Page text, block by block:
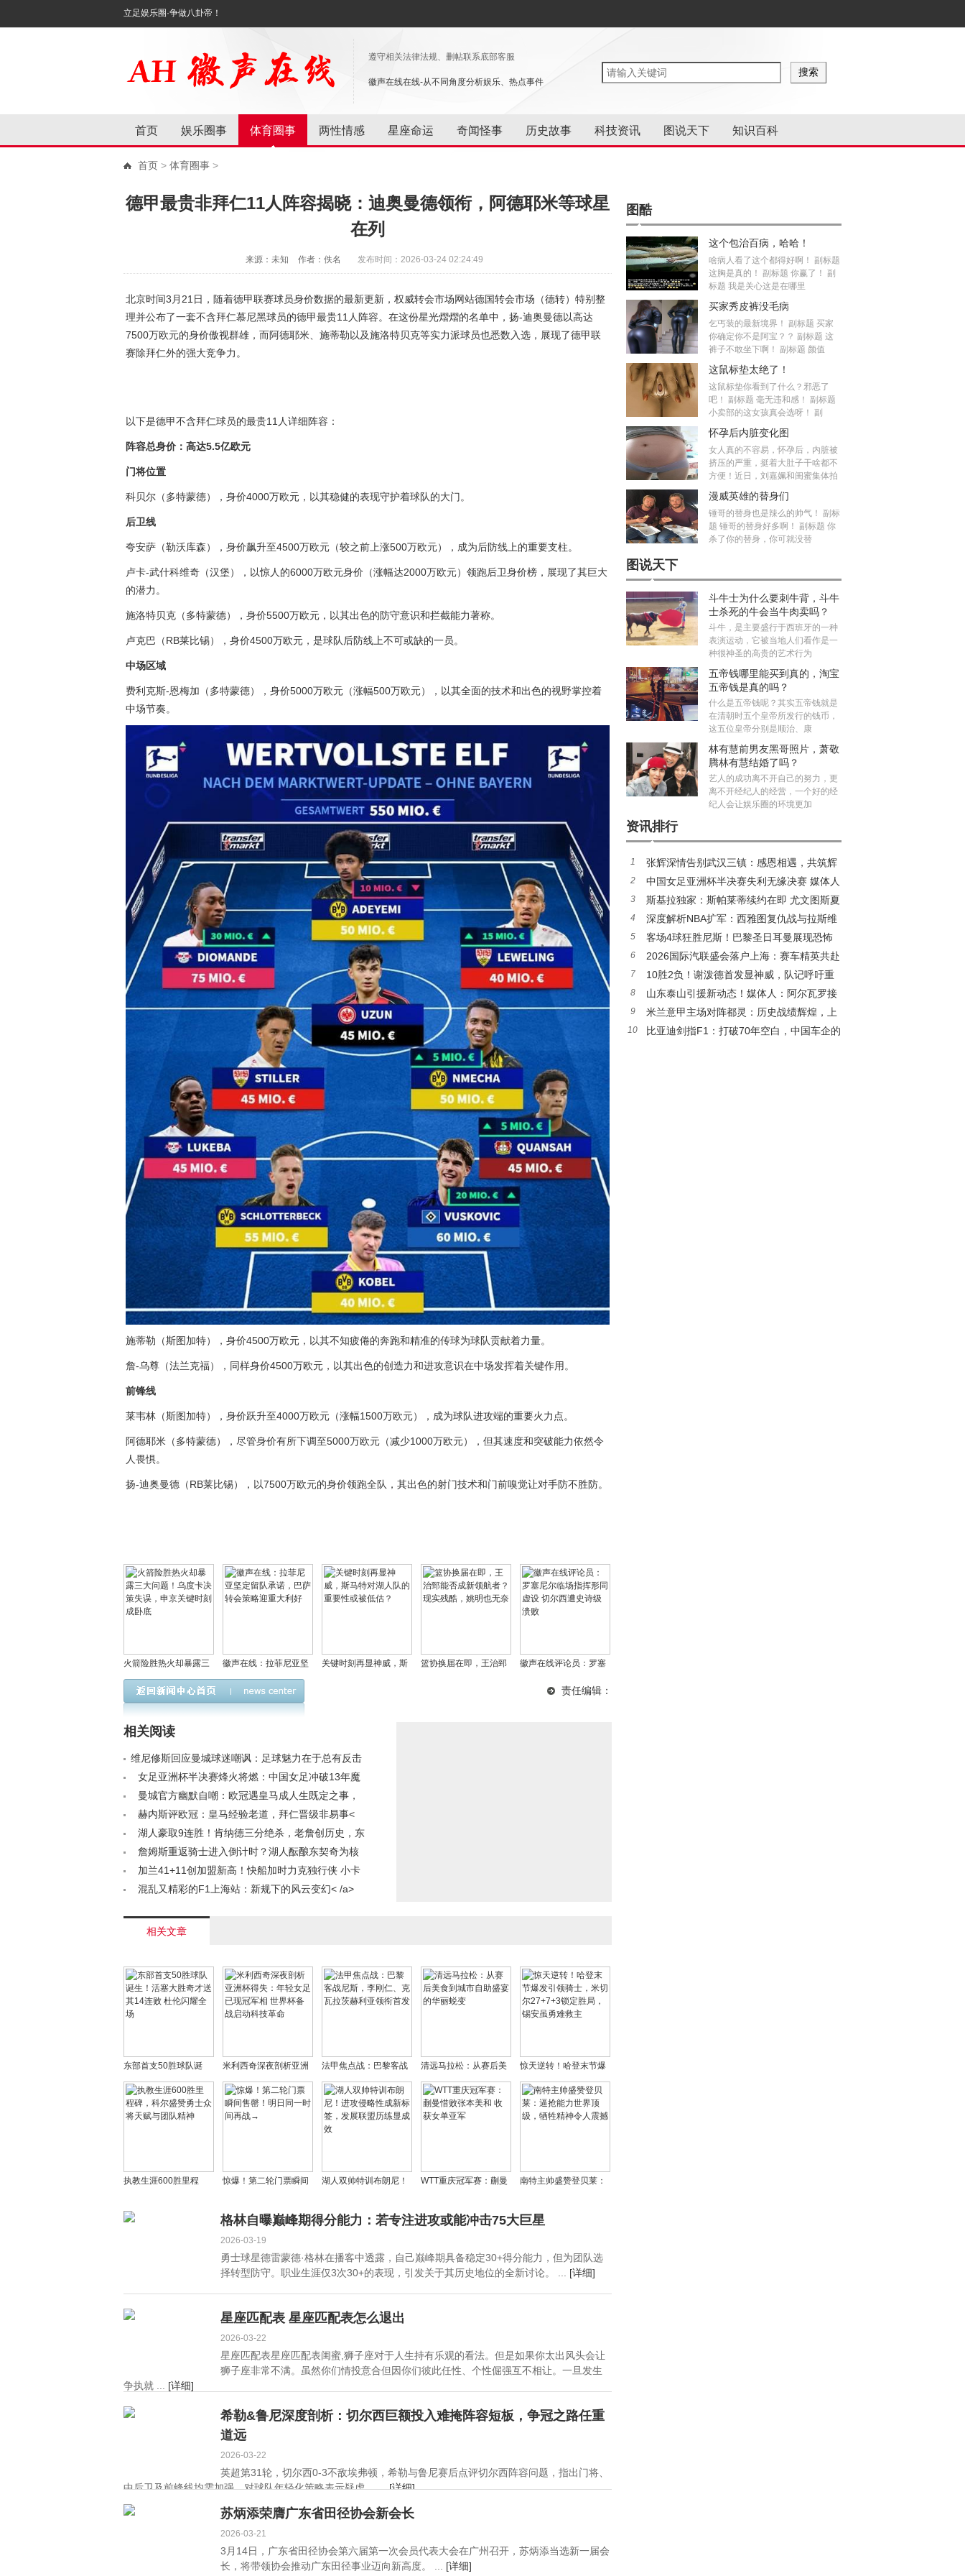
立足娱乐圈·争做八卦帝！
遵守相关法律法规、删帖联系底部客服
徽声在线在线-从不同角度分析娱乐、热点事件
首页 娱乐圈事 体育圈事 两性情感 星座命运 奇闻怪事 历史故事 科技资讯 图说天下 知识百科
首页 > 体育圈事 >
德甲最贵非拜仁11人阵容揭晓：迪奥曼德领衔，阿德耶米等球星
在列
来源：未知 作者：佚名 发布时间：2026-03-24 02:24:49
北京时间3月21日，随着德甲联赛球员身价数据的最新更新，权威转会市场网站德国转会市场（德转）特别整
理并公布了一套不含拜仁慕尼黑球员的德甲最贵11人阵容。在这份星光熠熠的名单中，扬-迪奥曼德以高达
7500万欧元的身价傲视群雄，而阿德耶米、施蒂勒以及施洛特贝克等实力派球员也悉数入选，展现了德甲联
赛除拜仁外的强大竞争力。
以下是德甲不含拜仁球员的最贵11人详细阵容：
阵容总身价：高达5.5亿欧元
门将位置
科贝尔（多特蒙德），身价4000万欧元，以其稳健的表现守护着球队的大门。
后卫线
夸安萨（勒沃库森），身价飙升至4500万欧元（较之前上涨500万欧元），成为后防线上的重要支柱。
卢卡-武什科维奇（汉堡），以惊人的6000万欧元身价（涨幅达2000万欧元）领跑后卫身价榜，展现了其巨大
的潜力。
施洛特贝克（多特蒙德），身价5500万欧元，以其出色的防守意识和拦截能力著称。
卢克巴（RB莱比锡），身价4500万欧元，是球队后防线上不可或缺的一员。
中场区域
费利克斯-恩梅加（多特蒙德），身价5000万欧元（涨幅500万欧元），以其全面的技术和出色的视野掌控着
中场节奏。
施蒂勒（斯图加特），身价4500万欧元，以其不知疲倦的奔跑和精准的传球为球队贡献着力量。
詹-乌尊（法兰克福），同样身价4500万欧元，以其出色的创造力和进攻意识在中场发挥着关键作用。
前锋线
莱韦林（斯图加特），身价跃升至4000万欧元（涨幅1500万欧元），成为球队进攻端的重要火力点。
阿德耶米（多特蒙德），尽管身价有所下调至5000万欧元（减少1000万欧元），但其速度和突破能力依然令
人畏惧。
扬-迪奥曼德（RB莱比锡），以7500万欧元的身价领跑全队，其出色的射门技术和门前嗅觉让对手防不胜防。
火箭险胜热火却暴露三
大问题！乌度卡决策失
误，申京关键时刻成卧
徽声在线：拉菲尼亚坚
定留队承诺，巴萨转会
关键时刻再显神威，斯
篮协换届在即，王治郅
徽声在线评论员：罗塞
切尔西遭史诗级溃败
责任编辑：
相关阅读
维尼修斯回应曼城球迷嘲讽：足球魅力在于总有反击
机会< /a>
女足亚洲杯半决赛烽火将燃：中国女足冲破13年魔
咒，核心缺阵如何破局？< /a>
曼城官方幽默自嘲：欧冠遇皇马成人生既定之事，
与死亡税收并列< /a>
赫内斯评欧冠：皇马经验老道，拜仁晋级非易事<
/a> 湖人豪取9连胜！肯纳德三分绝杀，老詹创历史，东
契奇或遭禁赛引热议< /a>
詹姆斯重返骑士进入倒计时？湖人酝酿东契奇为核
心重建计划< /a>
加兰41+11创加盟新高！快船加时力克独行侠 小卡
34分大洛迎18000分里程碑< /a>
混乱又精彩的F1上海站：新规下的风云变幻< /a>
相关文章
东部首支50胜球队诞
生！活塞大胜奇才送其
14连败 杜伦闪耀全场
米利西奇深夜剖析亚洲
杯得失：年轻女足已现
冠军相 世界杯备战启动
科技革命
法甲焦点战：巴黎客战
尼斯，李刚仁、克瓦拉
茨赫利亚领衔首发
清远马拉松：从赛后美
食到城市自助盛宴的华
丽蜕变
惊天逆转！哈登末节爆
发引领骑士，米切尔
27+7+3锁定胜局，锡安
虽勇难救主
执教生涯600胜里程
天赋与团队精神
惊爆！第二轮门票瞬间
战→
湖人双帅特训布朗尼！
发展联盟历练显成效
WTT重庆冠军赛：蒯曼
亚军
南特主帅盛赞登贝莱：
牲精神令人震撼
格林自曝巅峰期得分能力：若专注进攻或能冲击75大巨星
2026-03-19
勇士球星德雷蒙德·格林在播客中透露，自己巅峰期具备稳定30+得分能力，但为团队选
择转型防守。职业生涯仅3次30+的表现，引发关于其历史地位的全新讨论。 ... [详细]
星座匹配表 星座匹配表怎么退出
2026-03-22
星座匹配表星座匹配表闺蜜,狮子座对于人生持有乐观的看法。但是如果你太出风头会让
狮子座非常不满。虽然你们情投意合但因你们彼此任性、个性倔强互不相让。一旦发生
争执就 ... [详细]
希勒&鲁尼深度剖析：切尔西巨额投入难掩阵容短板，争冠之路任重
道远
2026-03-22
英超第31轮，切尔西0-3不敌埃弗顿，希勒与鲁尼赛后点评切尔西阵容问题，指出门将、
中后卫及前锋线均需加强，对球队年轻化策略表示疑虑。 ...[详细]
苏炳添荣膺广东省田径协会新会长
2026-03-21
3月14日，广东省田径协会第六届第一次会员代表大会在广州召开，苏炳添当选新一届会
长，将带领协会推动广东田径事业迈向新高度。 ... [详细]
图酷
这个包治百病，哈哈！
啥病人看了这个都得好啊！ 副标题
这胸是真的！ 副标题 你赢了！ 副
标题 我是关心这是在哪里
买家秀皮裤没毛病
乞丐装的最新境界！ 副标题 买家
你确定你不是阿宝？？ 副标题 这
裤子不敢坐下啊！ 副标题 颜值
这鼠标垫太绝了！
这鼠标垫你看到了什么？邪恶了
吧！ 副标题 毫无违和感！ 副标题
小卖部的这女孩真会选呀！ 副
怀孕后内脏变化图
女人真的不容易，怀孕后，内脏被
挤压的严重，挺着大肚子干啥都不
方便！近日，刘嘉姵和闺蜜集体拍
漫威英雄的替身们
锤哥的替身也是辣么的帅气！ 副标
题 锤哥的替身好多啊！ 副标题 你
杀了你的替身，你可就没替
图说天下
斗牛士为什么要刺牛背，斗牛
士杀死的牛会当牛肉卖吗？
斗牛，是主要盛行于西班牙的一种
表演运动，它被当地人们看作是一
种很神圣的高贵的艺术行为
五帝钱哪里能买到真的，淘宝
五帝钱是真的吗？
什么是五帝钱呢？其实五帝钱就是
在清朝时五个皇帝所发行的钱币，
这五位皇帝分别是顺治、康
林有慧前男友黑哥照片，萧敬
腾林有慧结婚了吗？
艺人的成功离不开自己的努力，更
离不开经纪人的经营，一个好的经
纪人会让娱乐圈的环境更加
资讯排行
1
张辉深情告别武汉三镇：感恩相遇，共筑辉
煌旅程
2
中国女足亚洲杯半决赛失利无缘决赛 媒体人
热议米利西奇去留
3
斯基拉独家：斯帕莱蒂续约在即 尤文图斯夏
窗五线补强剑指欧冠
4
深度解析NBA扩军：西雅图复仇战与拉斯维
加斯新王朝的资本博弈
5
客场4球狂胜尼斯！巴黎圣日耳曼展现恐怖
统治力
6
2026国际汽联盛会落户上海：赛车精英共赴
荣耀之约
7
10胜2负！谢泼德首发显神威，队记呼吁重
用，乌度卡需认清形势
8
山东泰山引援新动态！媒体人：阿尔瓦罗接
近加盟，自由身且薪资诱人
9
米兰意甲主场对阵都灵：历史战绩辉煌，上
赛季揭幕战惊天逆转
10
比亚迪剑指F1：打破70年空白，中国车企的